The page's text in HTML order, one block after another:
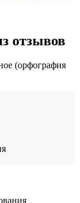
отзывов
(орфография